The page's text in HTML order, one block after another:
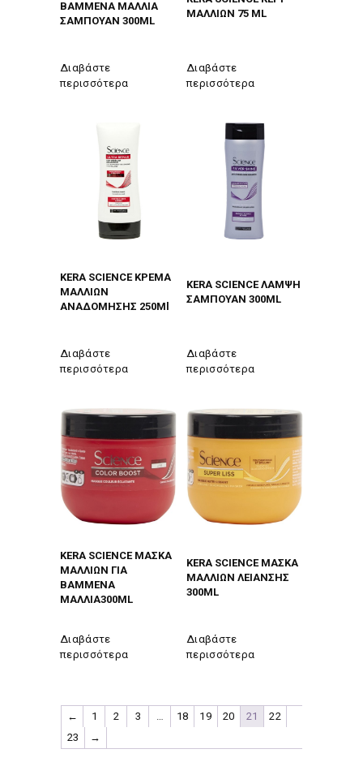
ΒΑΜΜΕΝΑ ΜΑΛΛIΑ
ΣΑΜΠΟΥΑΝ 300ML
Διαβάστε
περισσότερα
ΜΑΛΛΙΩΝ 75 ML
Διαβάστε
περισσότερα
KERA SCIENCE ΚΡΕΜΑ
ΜΑΛΛΙΩΝ
ΑΝΑΔΟΜΗΣΗΣ 250Ml
Διαβάστε
περισσότερα
KERA SCIENCE ΛΑΜΨΗ
ΣΑΜΠΟΥΑΝ 300ML
Διαβάστε
περισσότερα
KERA SCIENCE ΜΑΣΚΑ
ΜΑΛΛΙΩΝ ΓΙΑ
ΒΑΜΜΕΝΑ
ΜΑΛΛΙΑ300ΜL
Διαβάστε
περισσότερα
KERA SCIENCE ΜΑΣΚΑ
ΜΑΛΛΙΩΝ ΛΕΙΑΝΣΗΣ
300ΜL
Διαβάστε
περισσότερα
← 1 2 3 … 18 19 20 21
22
23
→